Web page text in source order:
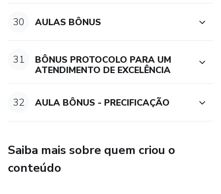
30 AULAS BÔNUS
31
BÔNUS PROTOCOLO PARA UM
ATENDIMENTO DE EXCELÊNCIA
32 AULA BÔNUS - PRECIFICAÇÃO
Saiba mais sobre quem criou o
conteúdo